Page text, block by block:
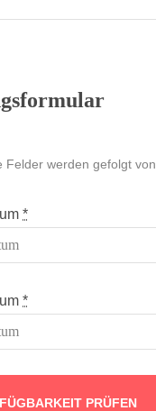
Felder werden gefolgt von
*
*